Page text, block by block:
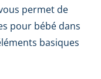
permet de
pour bébé dans
basiques